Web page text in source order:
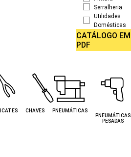
Serralheria
Utilidades
Domésticas
CATÁLOGO EM
PDF
CHAVES
PNEUMÁTICAS
PNEUMÁTICAS
PESADAS